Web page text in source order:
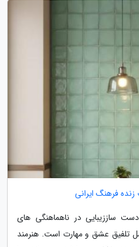
فرهنگ ایرانی
ساززیبایی در ناهماهنگی های
تلفیق عشق و مهارت است. هنرمند